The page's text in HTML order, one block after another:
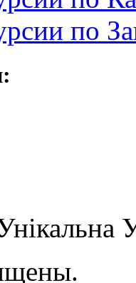
по